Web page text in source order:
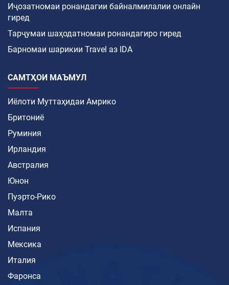
Иҷозатномаи ронандагии байналмилалии онлайн
гиред
Тарҷумаи шаҳодатномаи ронандагиро гиред
Барномаи шарикии Travel аз IDA
САМТҲОИ МАЪМУЛ
Иёлоти Муттаҳидаи Амрико
Бритониё
Руминия
Ирландия
Австралия
Юнон
Пуэрто-Рико
Малта
Испания
Мексика
Италия
Фаронса